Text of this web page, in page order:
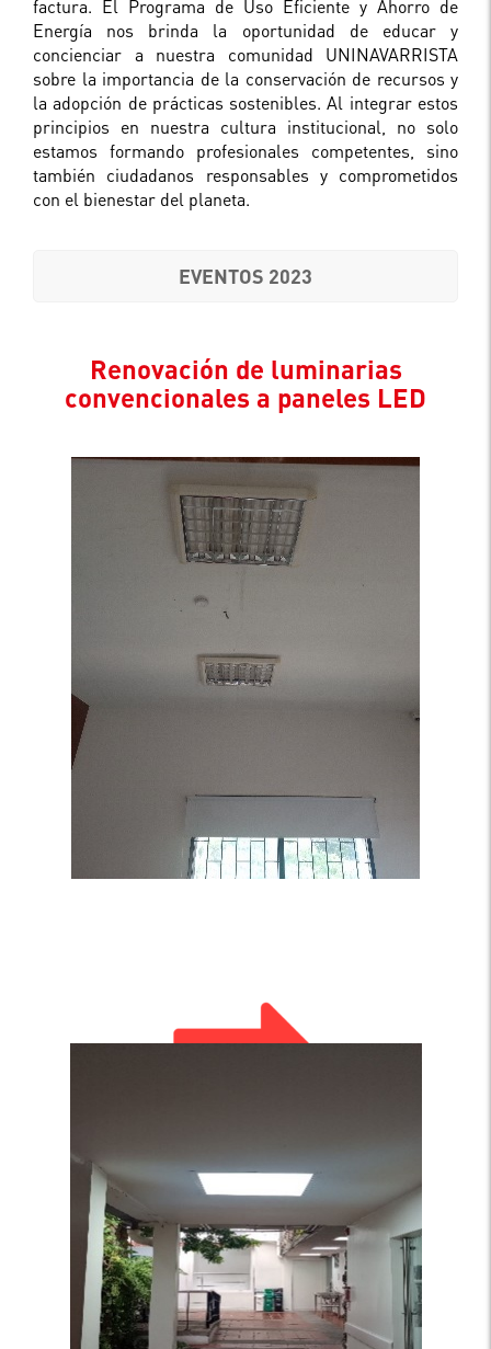
factura. El Programa de Uso Eficiente y Ahorro de
Energía nos brinda la oportunidad de educar y
concienciar a nuestra comunidad UNINAVARRISTA
sobre la importancia de la conservación de recursos y
la adopción de prácticas sostenibles. Al integrar estos
principios en nuestra cultura institucional, no solo
estamos formando profesionales competentes, sino
también ciudadanos responsables y comprometidos
con el bienestar del planeta.
EVENTOS 2023
Renovación de luminarias
convencionales a paneles LED